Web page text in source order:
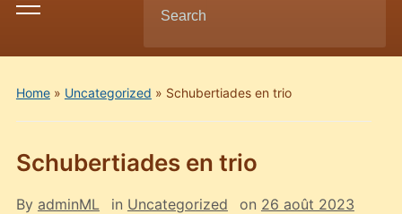
Toggle
menu
for:
Home» Uncategorized » Schubertiades en trio
Schubertiades en trio
By adminML in Uncategorized on 26 août 2023